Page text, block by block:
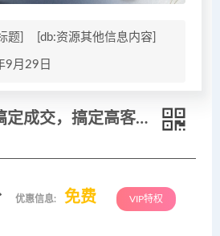
题] [db:资源其他信息内容]
9月29日
高客单IP课，搞定成交，搞定高客单IP，翻倍变现，轻松卖爆，不销而销
优惠信息: 免费 VIP特权